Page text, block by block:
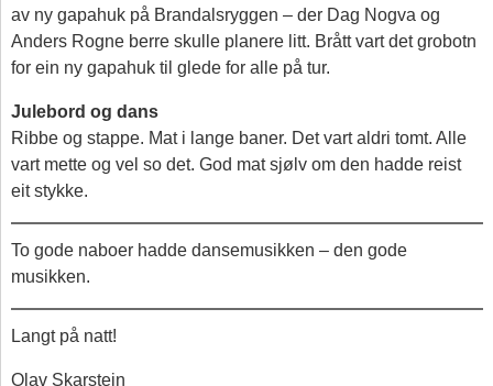
av ny gapahuk på Brandalsryggen – der Dag Nogva og
Anders Rogne berre skulle planere litt. Brått vart det grobotn
for ein ny gapahuk til glede for alle på tur.
Julebord og dans
Ribbe og stappe. Mat i lange baner. Det vart aldri tomt. Alle
vart mette og vel so det. God mat sjølv om den hadde reist
eit stykke.
To gode naboer hadde dansemusikken – den gode
musikken.
Langt på natt!
Olav Skarstein